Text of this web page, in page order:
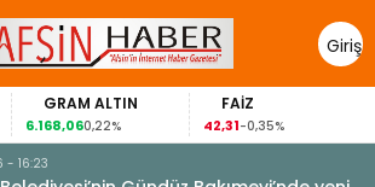
Giriş
Yap
GRAM ALTIN
6.168,060,22%
FAİZ
42,31-0,35%
- 16:23